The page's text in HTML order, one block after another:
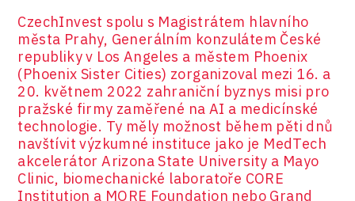
Security
Vehicles
CzechInvest spolu s Magistrátem hlavního
města Prahy, Generálním konzulátem České
republiky v Los Angeles a městem Phoenix
(Phoenix Sister Cities) zorganizoval mezi 16. a
20. květnem 2022 zahraniční byznys misi pro
pražské firmy zaměřené na AI a medicínské
technologie. Ty měly možnost během pěti dnů
navštívit výzkumné instituce jako je MedTech
akcelerátor Arizona State University a Mayo
Clinic, biomechanické laboratoře CORE
Institution a MORE Foundation nebo Grand